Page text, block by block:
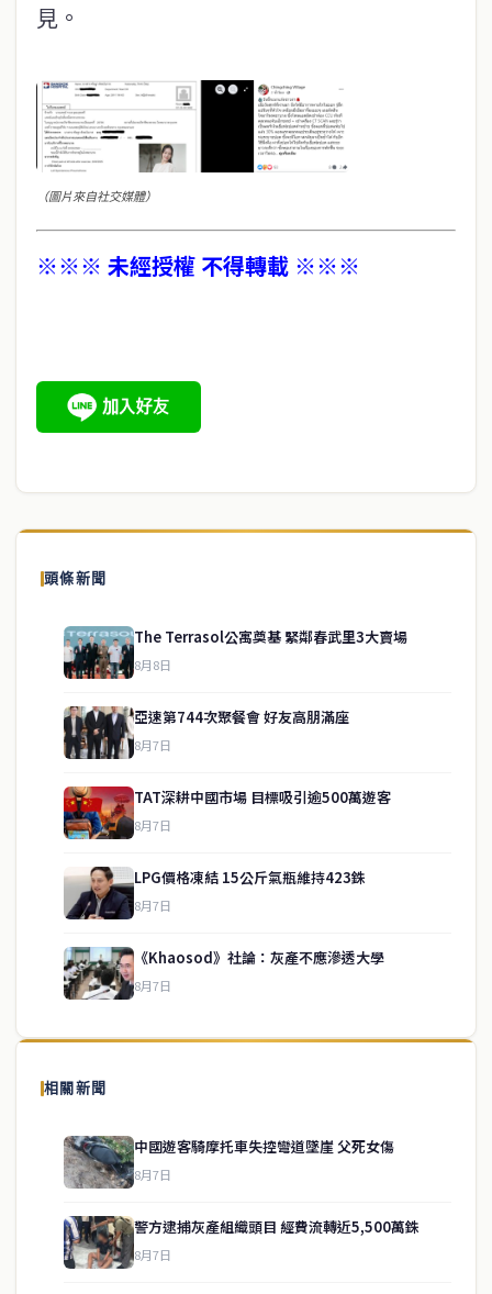
見。
（圖片來自社交媒體）
※※※ 未經授權 不得轉載 ※※※
頭條新聞
The Terrasol公寓奠基 緊鄰春武里3大賣場
8月8日
亞速第744次聚餐會 好友高朋滿座
8月7日
TAT深耕中國市場 目標吸引逾500萬遊客
8月7日
LPG價格凍結 15公斤氣瓶維持423銖
8月7日
《Khaosod》社論：灰產不應滲透大學
8月7日
相關新聞
中國遊客騎摩托車失控彎道墜崖 父死女傷
8月7日
警方逮捕灰產組織頭目 經費流轉近5,500萬銖
8月7日
關於我們
泰國中文新聞（TCN）是一家總部設於曼谷的中文新聞媒體，致力於
供即時、客觀、多元的中文新聞內容。
service@thaichinesenews.com